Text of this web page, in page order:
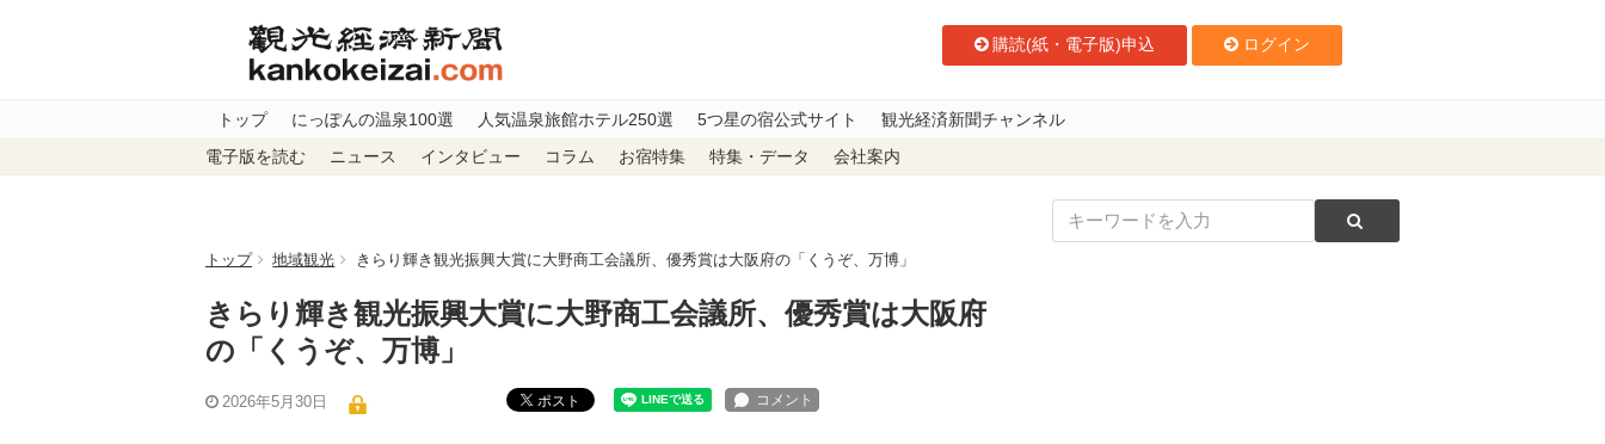
購読(紙・電子版)申込 ログイン
トップ にっぽんの温泉100選 人気温泉旅館ホテル250選 5つ星の宿公式サイト 観光経済新聞チャンネル
電子版を読む ニュース インタビュー コラム お宿特集 特集・データ 会社案内
トップ 地域観光 きらり輝き観光振興大賞に大野商工会議所、優秀賞は大阪府の「くうぞ、万博」
きらり輝き観光振興大賞に大野商工会議所、優秀賞は大阪府
の「くうぞ、万博」
2026年5月30日 ポスト